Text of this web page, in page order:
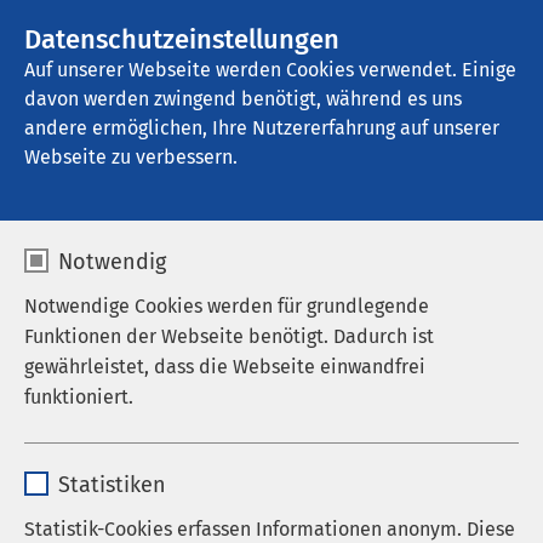
Datenschutzeinstellungen
Auf unserer Webseite werden Cookies verwendet. Einige
davon werden zwingend benötigt, während es uns
andere ermöglichen, Ihre Nutzererfahrung auf unserer
Webseite zu verbessern.
Notwendig
Notwendige Cookies werden für grundlegende
Funktionen der Webseite benötigt. Dadurch ist
gewährleistet, dass die Webseite einwandfrei
funktioniert.
Anbieter sgalinski
Statistiken
Statistik-Cookies erfassen Informationen anonym. Diese
AMEOS Klinikum St. Clemens Oberhausen